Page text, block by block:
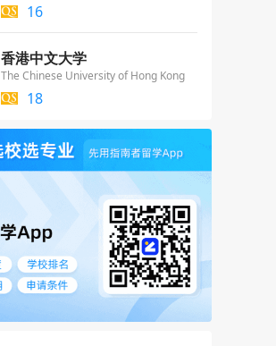
16
香港中文大学
The Chinese University of Hong Kong
18